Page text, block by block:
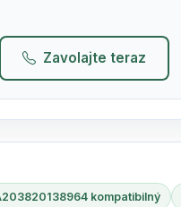
Zavolajte teraz
kompatibilný